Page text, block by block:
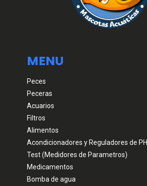
MENU
Peces
Peceras
Acuarios
Filtros
Alimentos
Acondicionadores y Reguladores de PH
Test (Medidores de Parametros)
Medicamentos
Bomba de agua